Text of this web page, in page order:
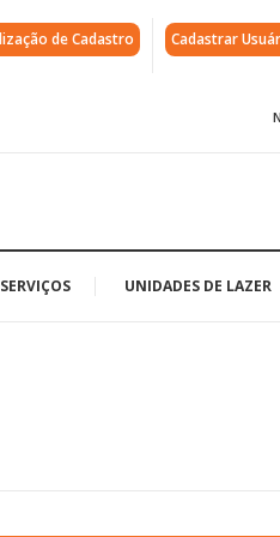
de Cadastro Cadastrar
SERVIÇOS UNIDADES DE LAZER